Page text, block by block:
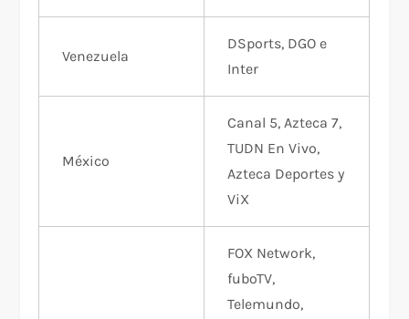
Venezuela
DSports, DGO e
Inter
México
Canal 5, Azteca 7,
TUDN En Vivo,
Azteca Deportes y
ViX
FOX Network,
fuboTV,
Telemundo,